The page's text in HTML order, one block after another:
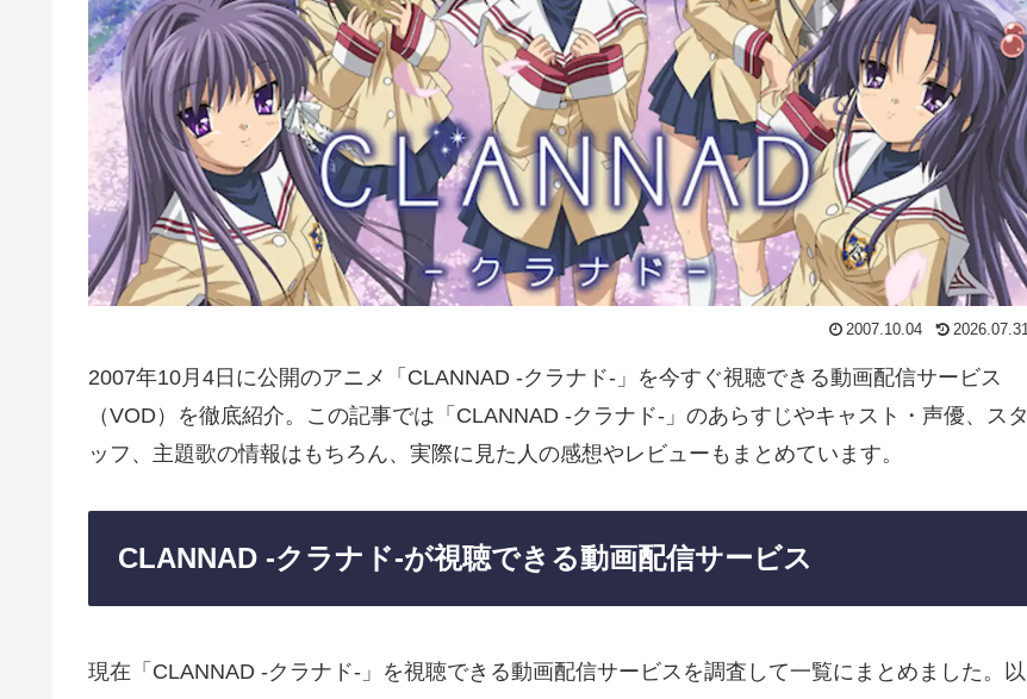
2007.10.04 2026.07.31
2007年10月4日に公開のアニメ「CLANNAD -クラナド-」を今すぐ視聴できる動画配信サービス
（VOD）を徹底紹介。この記事では「CLANNAD -クラナド-」のあらすじやキャスト・声優、スタ
ッフ、主題歌の情報はもちろん、実際に見た人の感想やレビューもまとめています。
CLANNAD -クラナド-が視聴できる動画配信サービス
現在「CLANNAD -クラナド-」を視聴できる動画配信サービスを調査して一覧にまとめました。以